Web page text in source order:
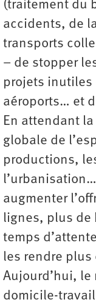
(traitement du
accidents, de
transports
– de stopper
projets inutiles
aéroports… et
En attendant
globale de
productions,
augmenter
lignes, plus
temps
les rendre
Aujourd’hui,
domicile-